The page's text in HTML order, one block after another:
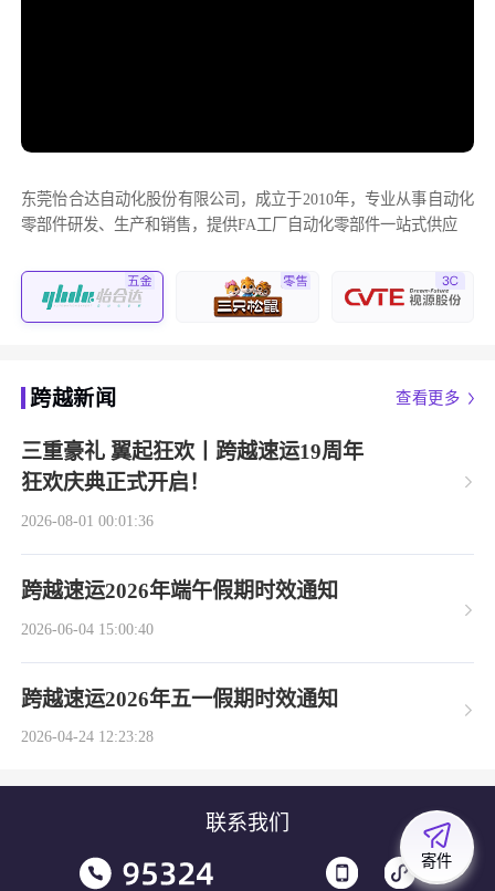
东莞怡合达自动化股份有限公司，成立于2010年，专业从事自动化
零部件研发、生产和销售，提供FA工厂自动化零部件一站式供应
跨越新闻 查看更多
三重豪礼 翼起狂欢丨跨越速运19周年
狂欢庆典正式开启！
2026-08-01 00:01:36
跨越速运2026年端午假期时效通知
2026-06-04 15:00:40
跨越速运2026年五一假期时效通知
2026-04-24 12:23:28
寄件
联系我们